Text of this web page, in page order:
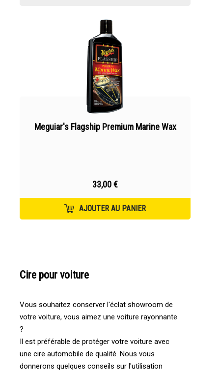
Meguiar's Flagship Premium Marine Wax
33,00 €
AJOUTER AU PANIER
Cire pour voiture
Vous souhaitez conserver l'éclat showroom de
votre voiture, vous aimez une voiture rayonnante
?
Il est préférable de protéger votre voiture avec
une cire automobile de qualité. Nous vous
donnerons quelques conseils sur l'utilisation